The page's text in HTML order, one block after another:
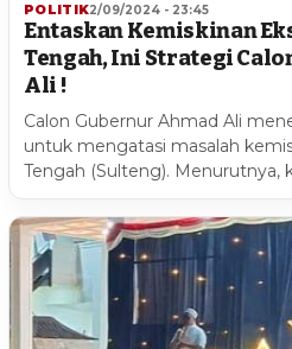
POLITIK2/09/2024 - 23:45
Entaskan Kemiskinan
Tengah, Ini Strategi
Ali !
Calon Gubernur Ahmad Ali
untuk mengatasi masalah
Tengah (Sulteng). Menurutnya,